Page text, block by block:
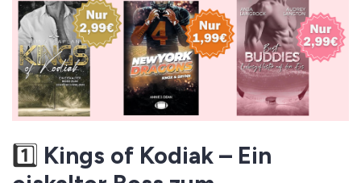
1️⃣ Kings of Kodiak – Ein